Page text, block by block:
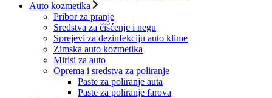
Auto kozmetika
Pribor za pranje
Sredstva za čišćenje i negu
Sprejevi za dezinfekciju auto klime
Zimska auto kozmetika
Mirisi za auto
Oprema i sredstva za poliranje
Paste za poliranje auta
Paste za poliranje farova